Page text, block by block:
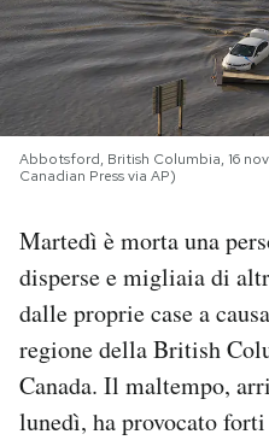
PODCAST
NEWSLETTER
I MIEI PREFERITI
CALENDARIO
AREA PERSONALE
Abbotsford, British Columbia, 16
Canadian Press via AP)
Martedì è morta una
disperse e migliaia di
dalle proprie case a
regione della British
Canada. Il maltempo,
lunedì, ha provocato